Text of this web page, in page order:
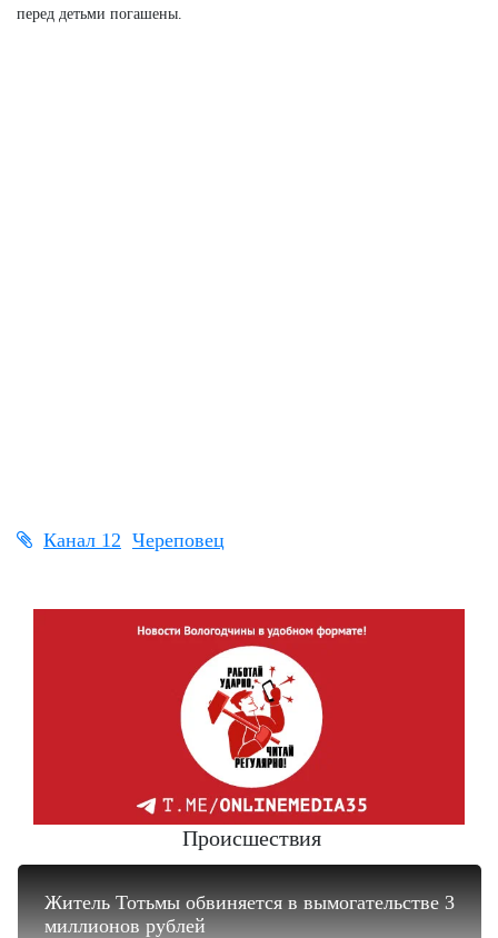
перед детьми погашены.
Канал 12 Череповец
Происшествия
Житель Тотьмы обвиняется в вымогательстве 3
миллионов рублей